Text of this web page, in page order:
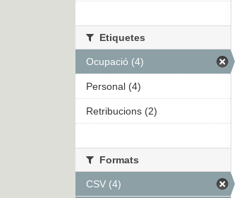
Etiquetes
Ocupació (4)
Personal (4)
Retribucions (2)
Formats
CSV (4)